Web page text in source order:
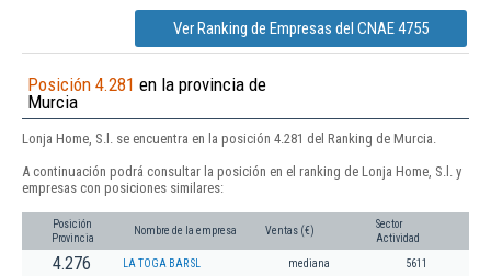
Ver Ranking de Empresas del CNAE 4755
Posición 4.281 en la provincia de
Murcia
Lonja Home, S.l. se encuentra en la posición 4.281 del Ranking de Murcia.
A continuación podrá consultar la posición en el ranking de Lonja Home, S.l. y
empresas con posiciones similares:
Posición
Provincia
Nombre de la empresa Ventas (€)
Sector
Actividad
4.276 LA TOGA BAR SL mediana 5611